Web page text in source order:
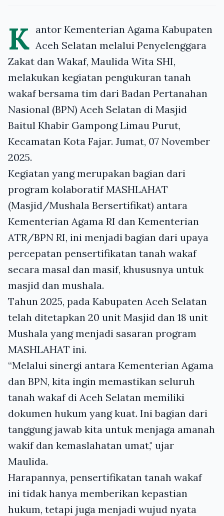
K antor Kementerian Agama Kabupaten
Aceh Selatan melalui Penyelenggara
Zakat dan Wakaf, Maulida Wita SHI,
melakukan kegiatan pengukuran tanah
wakaf bersama tim dari Badan Pertanahan
Nasional (BPN) Aceh Selatan di Masjid
Baitul Khabir Gampong Limau Purut,
Kecamatan Kota Fajar. Jumat, 07 November
2025.
Kegiatan yang merupakan bagian dari
program kolaboratif MASHLAHAT
(Masjid/Mushala Bersertifikat) antara
Kementerian Agama RI dan Kementerian
ATR/BPN RI, ini menjadi bagian dari upaya
percepatan pensertifikatan tanah wakaf
secara masal dan masif, khususnya untuk
masjid dan mushala.
Tahun 2025, pada Kabupaten Aceh Selatan
telah ditetapkan 20 unit Masjid dan 18 unit
Mushala yang menjadi sasaran program
MASHLAHAT ini.
“Melalui sinergi antara Kementerian Agama
dan BPN, kita ingin memastikan seluruh
tanah wakaf di Aceh Selatan memiliki
dokumen hukum yang kuat. Ini bagian dari
tanggung jawab kita untuk menjaga amanah
wakif dan kemaslahatan umat," ujar
Maulida.
Harapannya, pensertifikatan tanah wakaf
ini tidak hanya memberikan kepastian
hukum, tetapi juga menjadi wujud nyata